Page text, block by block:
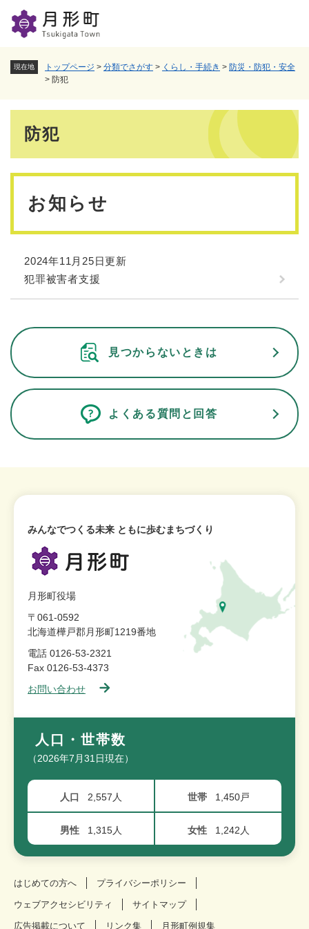
現在地 トップページ > 分類でさがす > くらし・手続き > 防災・防犯・安全
> 防犯
防犯
お知らせ
2024年11月25日更新
犯罪被害者支援
見つからないときは
よくある質問と回答
みんなでつくる未来 ともに歩むまちづくり
月形町役場
〒061-0592
北海道樺戸郡月形町1219番地
電話 0126-53-2321
Fax 0126-53-4373
お問い合わせ
人口・世帯数
（2026年7月31日現在）
人口 2,557人 世帯 1,450戸
男性 1,315人 女性 1,242人
はじめての方へ プライバシーポリシー
ウェブアクセシビリティ サイトマップ
広告掲載について リンク集 月形町例規集